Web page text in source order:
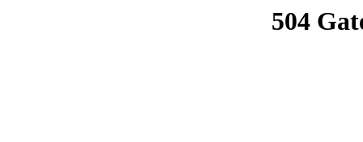
504